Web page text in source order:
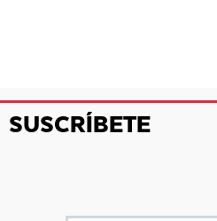
SUSCRÍBETE